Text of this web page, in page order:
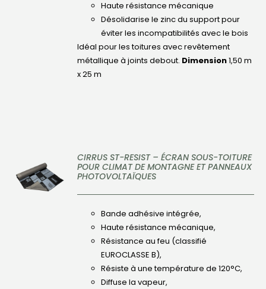
Haute résistance mécanique
Désolidarise le zinc du support pour
éviter les incompatibilités avec le bois
Idéal pour lestoitures avec revêtement
métallique à joints debout. Dimension1,50 m
x 25 m
DÉTAILS
CIRRUS ST-RESIST – ÉCRAN SOUS-TOITURE
POUR CLIMAT DE MONTAGNE ET PANNEAUX
PHOTOVOLTAÏQUES
Bande adhésive intégrée,
Haute résistance mécanique,
Résistance au feu (classifié
EUROCLASSE B),
Résiste à une température de 120°C,
Diffuse la vapeur,